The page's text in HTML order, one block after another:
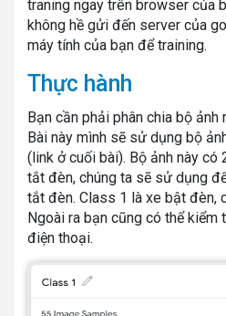
traning ngay trên browser của
không hề gửi đến server của
máy tính của bạn để training.
Thực hành
Bạn cần phải phân chia bộ ảnh
Bài này mình sẽ sử dụng bộ
(link ở cuối bài). Bộ ảnh này
tắt đèn, chúng ta sẽ sử dụng
tắt đèn. Class 1 là xe bật đèn,
Ngoài ra bạn cũng có thể kiểm
điện thoại.